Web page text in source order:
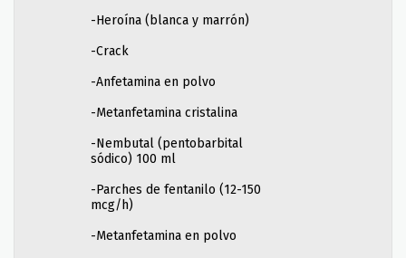
-Heroína (blanca y marrón)
-Crack
-Anfetamina en polvo
-Metanfetamina cristalina
-Nembutal (pentobarbital
sódico) 100 ml
-Parches de fentanilo (12-150
mcg/h)
-Metanfetamina en polvo